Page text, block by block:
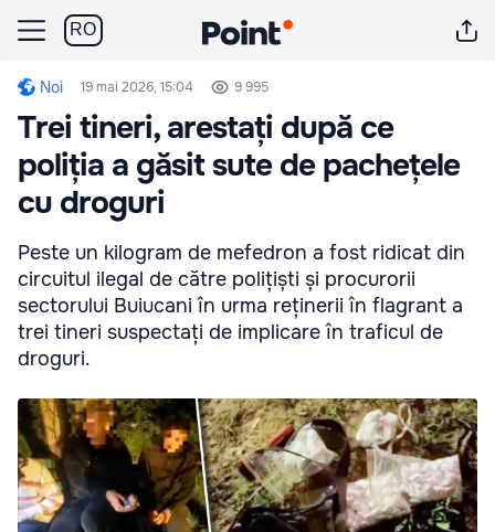
RO
Noi 19 mai 2026, 15:04 9 995
Trei tineri, arestați după ce
poliția a găsit sute de pachețele
cu droguri
Peste un kilogram de mefedron a fost ridicat din
circuitul ilegal de către polițiști și procurorii
sectorului Buiucani în urma reținerii în flagrant a
trei tineri suspectați de implicare în traficul de
droguri.